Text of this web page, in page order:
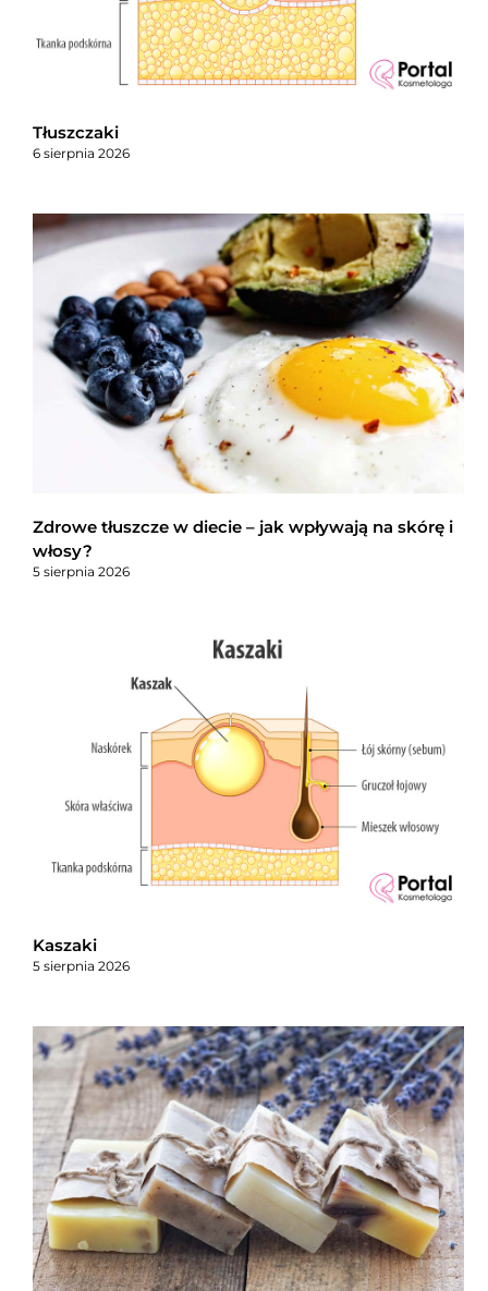
Tłuszczaki
6 sierpnia 2026
Zdrowe tłuszcze w diecie – jak wpływają na skórę i
włosy?
5 sierpnia 2026
Kaszaki
5 sierpnia 2026